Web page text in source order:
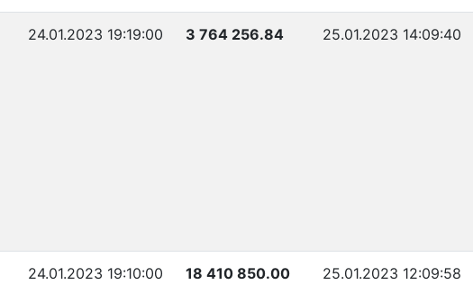
24.01.2023 19:19:00 3 764 256.84 25.01.2023 14:09:40
24.01.2023 19:10:00 18 410 850.00 25.01.2023 12:09:58